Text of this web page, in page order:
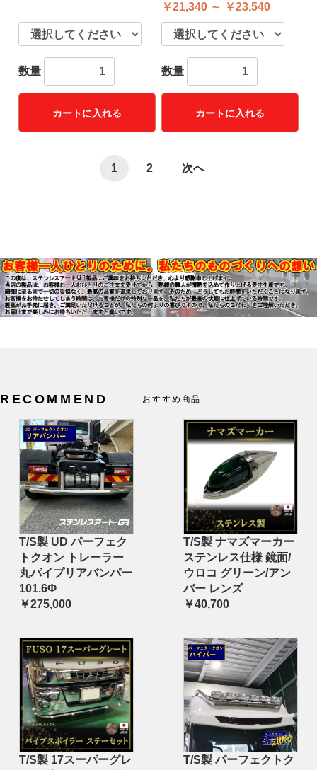
数量
カートに入れる
￥21,340 ～ ￥23,540
数量
カートに入れる
1 2 次へ
RECOMMEND おすすめ商品
T/S製 UD パーフェク
トクオン トレーラー
丸パイプリアバンパー
101.6Φ
￥275,000
T/S製 ナマズマーカー
ステンレス仕様 鏡面/
ウロコ グリーン/アン
バー レンズ
￥40,700
T/S製 17スーパーグレ
T/S製 パーフェクトク